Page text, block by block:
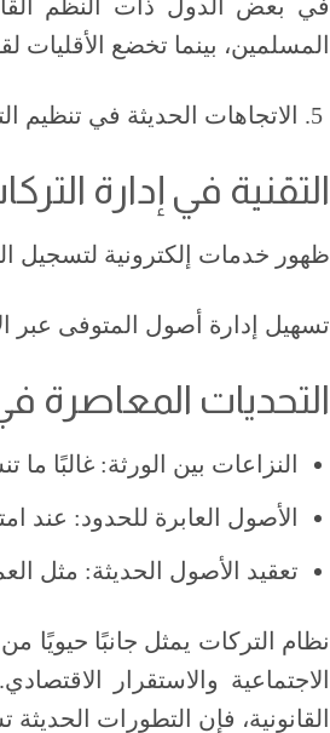
في بعض الدول ذات النظم
المسلمين، بينما تخضع الأقليات
الاتجاهات الحديثة في تنظيم
التقنية في إدارة
ظهور خدمات إلكترونية لتسجيل
تسهيل إدارة أصول المتوفى عبر
التحديات المعاصرة
النزاعات بين الورثة: غالبًا
الأصول العابرة للحدود: عند
تعقيد الأصول الحديثة: مثل
نظام التركات يمثل جانبًا حيويًا
الاجتماعية والاستقرار
القانونية، فإن التطورات